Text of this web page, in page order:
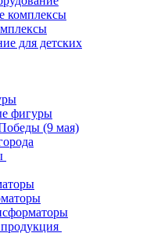
комплексы
для детских
фигуры
(9 мая)